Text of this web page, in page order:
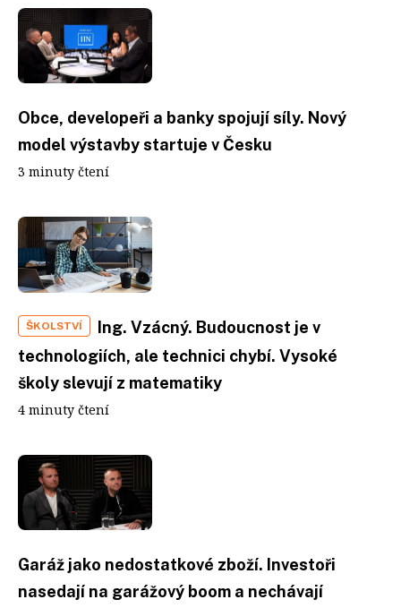
Obce, developeři a banky spojují síly. Nový
model výstavby startuje v Česku
3 minuty čtení
ŠKOLSTVÍ
Ing. Vzácný. Budoucnost je v
technologiích, ale technici chybí. Vysoké
školy slevují z matematiky
4 minuty čtení
Garáž jako nedostatkové zboží. Investoři
nasedají na garážový boom a nechávají